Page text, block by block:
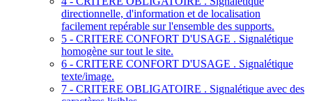
directionnelle, d'information et de localisation
facilement repérable sur l'ensemble des supports.
5 - CRITERE CONFORT D'USAGE . Signalétique
homogène sur tout le site.
6 - CRITERE CONFORT D'USAGE . Signalétique
texte/image.
7 - CRITERE OBLIGATOIRE . Signalétique avec des